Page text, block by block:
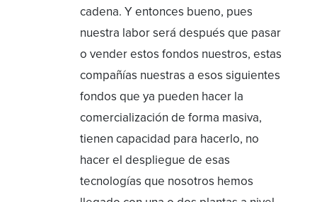
cadena. Y entonces bueno, pues
nuestra labor será después que pasar
o vender estos fondos nuestros, estas
compañías nuestras a esos siguientes
fondos que ya pueden hacer la
comercialización de forma masiva,
tienen capacidad para hacerlo, no
hacer el despliegue de esas
tecnologías que nosotros hemos